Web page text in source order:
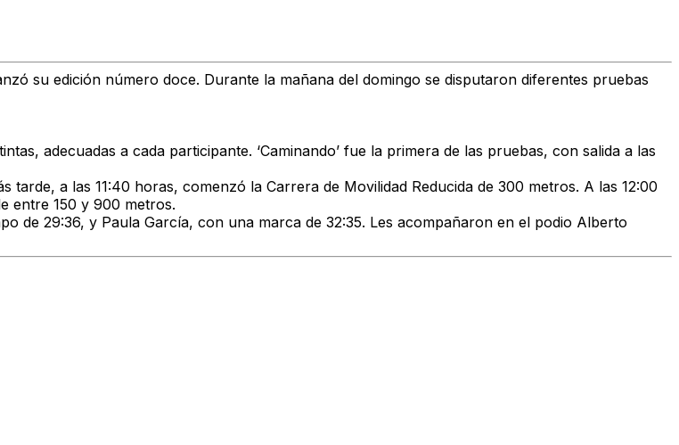
su edición número doce. Durante la mañana del domingo se disputaron diferentes pruebas
adecuadas a cada participante. ‘Caminando’ fue la primera de las pruebas, con salida a las
a las 11:40 horas, comenzó la Carrera de Movilidad Reducida de 300 metros. A las 12:00
entre 150 y 900 metros.
de 29:36, y Paula García, con una marca de 32:35. Les acompañaron en el podio Alberto